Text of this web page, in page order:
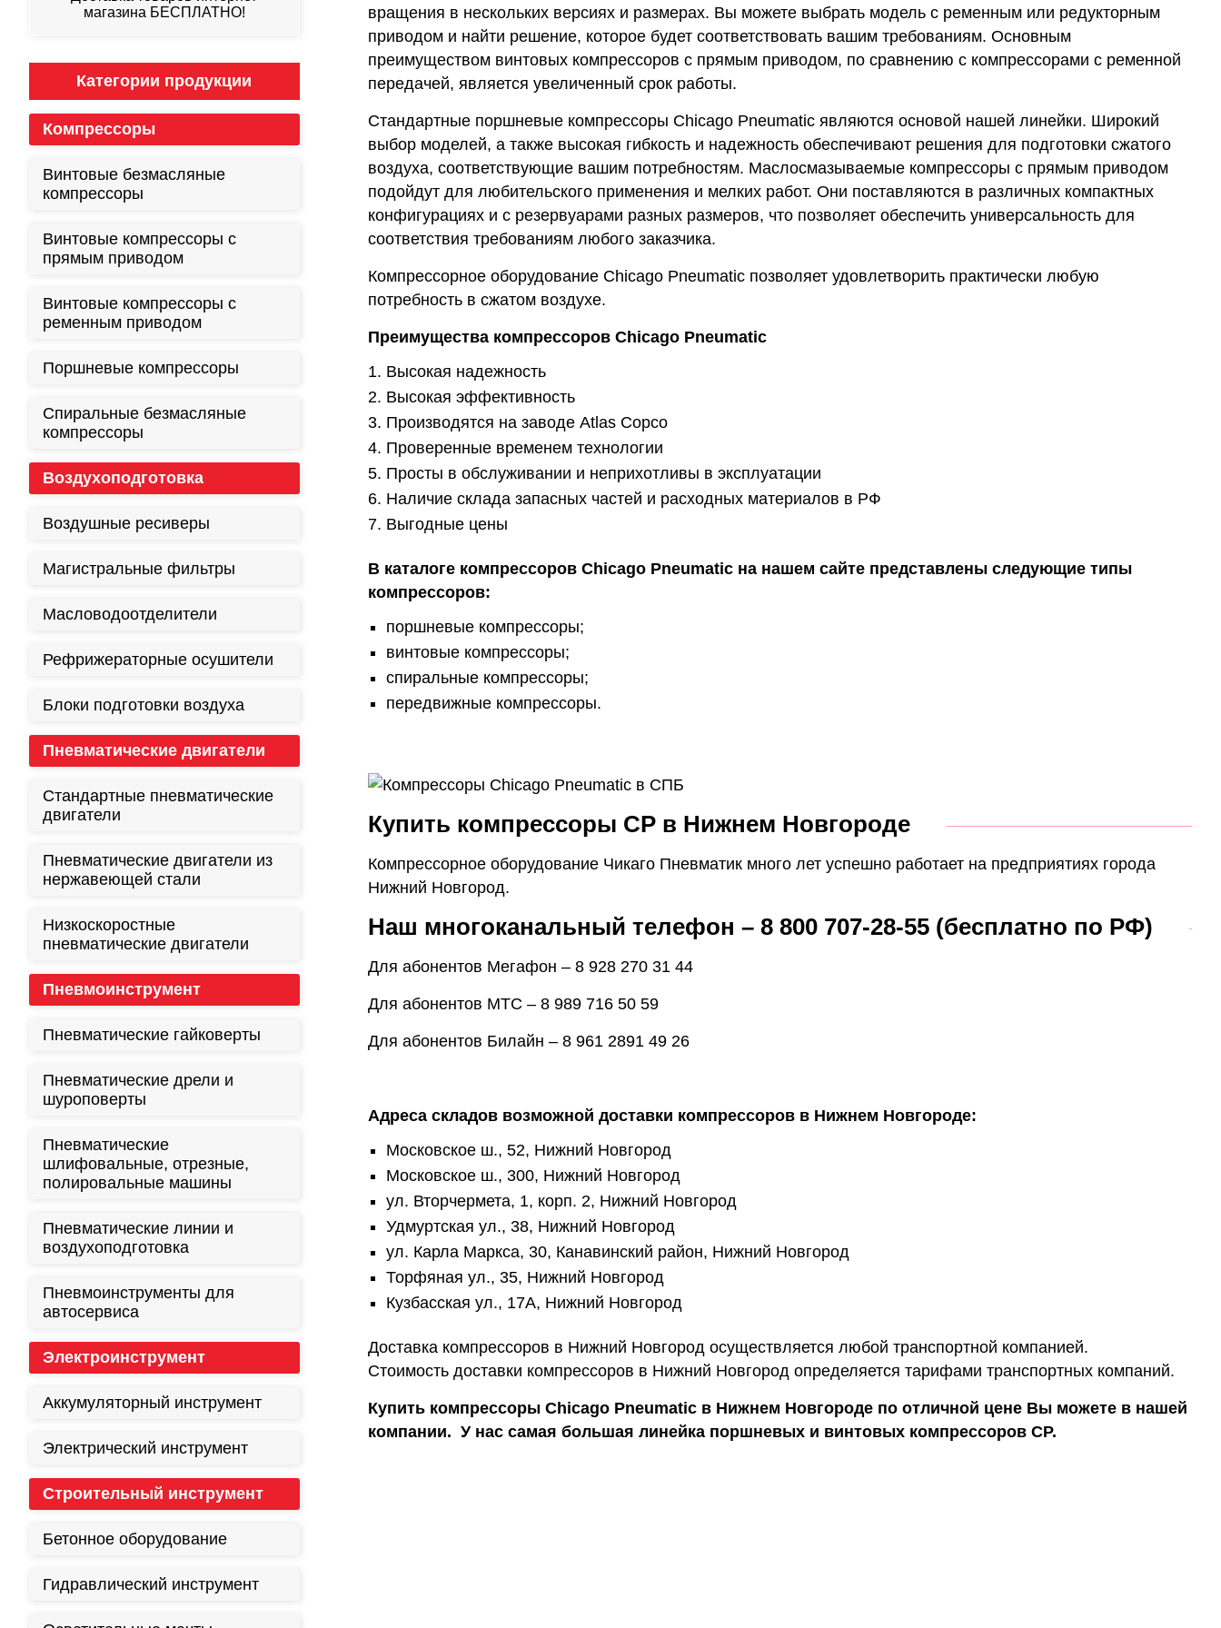
магазина БЕСПЛАТНО!
Категории продукции
Компрессоры
Винтовые безмасляные
компрессоры
Винтовые компрессоры с
прямым приводом
Винтовые компрессоры с
ременным приводом
Поршневые компрессоры
Спиральные безмасляные
компрессоры
Воздухоподготовка
Воздушные ресиверы
Магистральные фильтры
Масловодоотделители
Рефрижераторные осушители
Блоки подготовки воздуха
Пневматические двигатели
Стандартные пневматические
двигатели
Пневматические двигатели из
нержавеющей стали
Низкоскоростные
пневматические двигатели
Пневмоинструмент
Пневматические гайковерты
Пневматические дрели и
шуроповерты
Пневматические
шлифовальные, отрезные,
полировальные машины
Пневматические линии и
воздухоподготовка
Пневмоинструменты для
автосервиса
Электроинструмент
Аккумуляторный инструмент
Электрический инструмент
Строительный инструмент
Бетонное оборудование
Гидравлический инструмент
вращения в нескольких версиях и размерах. Вы можете выбрать модель с ременным или редукторным
приводом и найти решение, которое будет соответствовать вашим требованиям. Основным
преимуществом винтовых компрессоров с прямым приводом, по сравнению с компрессорами с ременной
передачей, является увеличенный срок работы.
Стандартные поршневые компрессоры Chicago Pneumatic являются основой нашей линейки. Широкий
выбор моделей, а также высокая гибкость и надежность обеспечивают решения для подготовки сжатого
воздуха, соответствующие вашим потребностям. Маслосмазываемые компрессоры с прямым приводом
подойдут для любительского применения и мелких работ. Они поставляются в различных компактных
конфигурациях и с резервуарами разных размеров, что позволяет обеспечить универсальность для
соответствия требованиям любого заказчика.
Компрессорное оборудование Chicago Pneumatic позволяет удовлетворить практически любую
потребность в сжатом воздухе.
Преимущества компрессоров Chicago Pneumatic
Высокая надежность
Высокая эффективность
Производятся на заводе Atlas Copco
Проверенные временем технологии
Просты в обслуживании и неприхотливы в эксплуатации
Наличие склада запасных частей и расходных материалов в РФ
Выгодные цены
В каталоге компрессоров Chicago Pneumatic на нашем сайте представлены следующие типы
компрессоров:
поршневые компрессоры;
винтовые компрессоры;
спиральные компрессоры;
передвижные компрессоры.
Купить компрессоры CP в Нижнем Новгороде
Компрессорное оборудование Чикаго Пневматик много лет успешно работает на предприятиях города
Нижний Новгород.
Наш многоканальный телефон – 8 800 707-28-55 (бесплатно по РФ)
Для абонентов Мегафон – 8 928 270 31 44
Для абонентов МТС – 8 989 716 50 59
Для абонентов Билайн – 8 961 2891 49 26
Адреса складов возможной доставки компрессоров в Нижнем Новгороде:
Московское ш., 52, Нижний Новгород
Московское ш., 300, Нижний Новгород
ул. Вторчермета, 1, корп. 2, Нижний Новгород
Удмуртская ул., 38, Нижний Новгород
ул. Карла Маркса, 30, Канавинский район, Нижний Новгород
Торфяная ул., 35, Нижний Новгород
Кузбасская ул., 17А, Нижний Новгород
Доставка компрессоров в Нижний Новгород осуществляется любой транспортной компанией.
Стоимость доставки компрессоров в Нижний Новгород определяется тарифами транспортных компаний.
Купить компрессоры Chicago Pneumatic в Нижнем Новгороде по отличной цене Вы можете в нашей
компании. У нас самая большая линейка поршневых и винтовых компрессоров CP.